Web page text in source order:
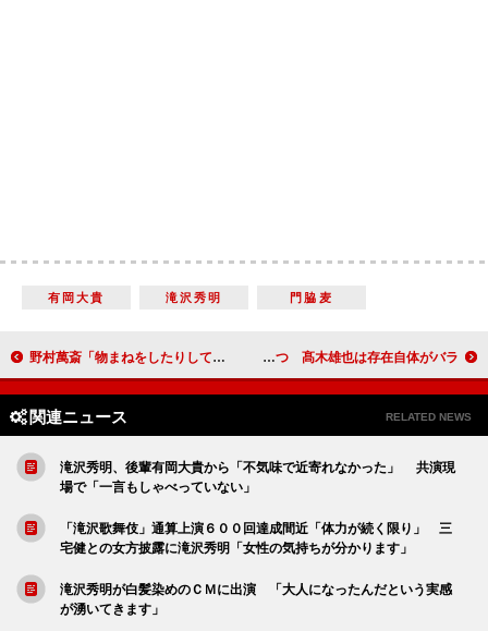
有岡大貴 滝沢秀明 門脇麦
野村萬斎「物まねをしたりして遊んでいます」 俳優陣が、壁にぶつかった時の秘策を語る Ｈｅｙ！Ｓａｙ！ＪＵＭＰ、華やかなバラの世界に降り立つ 髙木雄也は存在自体がバラ？
関連ニュース RELATED NEWS
滝沢秀明、後輩有岡大貴から「不気味で近寄れなかった」 共演現
場で「一言もしゃべっていない」
「滝沢歌舞伎」通算上演６００回達成間近「体力が続く限り」 三
宅健との女方披露に滝沢秀明「女性の気持ちが分かります」
滝沢秀明が白髪染めのＣＭに出演 「大人になったんだという実感
が湧いてきます」